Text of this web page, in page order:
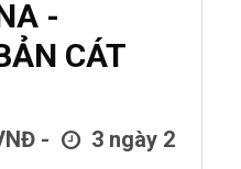
-
CÁT
-
3 ngày 2